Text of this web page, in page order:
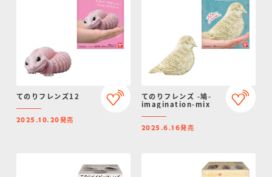
てのりフレンズ12
2025.10.20発売
てのりフレンズ -鳩-
imagination-mix
2025.6.16発売